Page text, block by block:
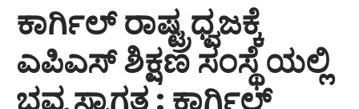
ಕಾರ್ಗಿಲ್ ರಾಷ್ಟ್ರಧ್ವಜಕ್ಕೆ
ಎಪಿಎಸ್ ಶಿಕ್ಷಣ ಸಂಸ್ಥೆ ಯಲ್ಲಿ
ಭವ್ಯ ಸ್ವಾಗತ ; ಕಾರ್ಗಿಲ್